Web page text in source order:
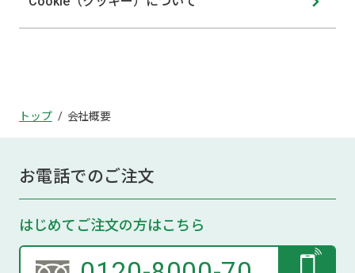
トップ 会社概要
お電話でのご注文
はじめてご注文の方はこちら